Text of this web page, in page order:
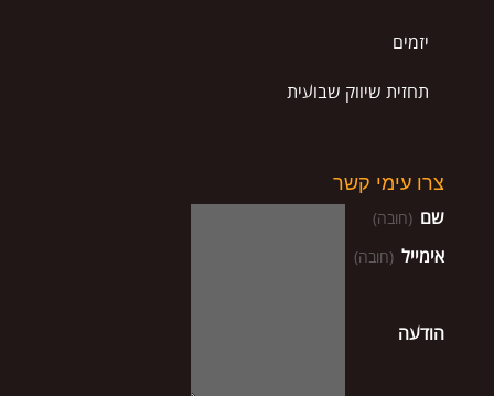
יזמים
תחזית שיווק שבועית
צרו עימי קשר
שם (חובה)
אימייל (חובה)
הודעה